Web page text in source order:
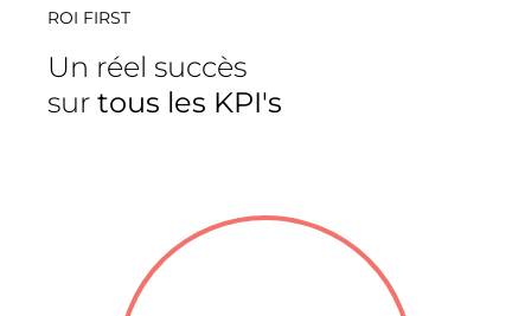
ROI FIRST
Un réel succès
sur tous les KPI's